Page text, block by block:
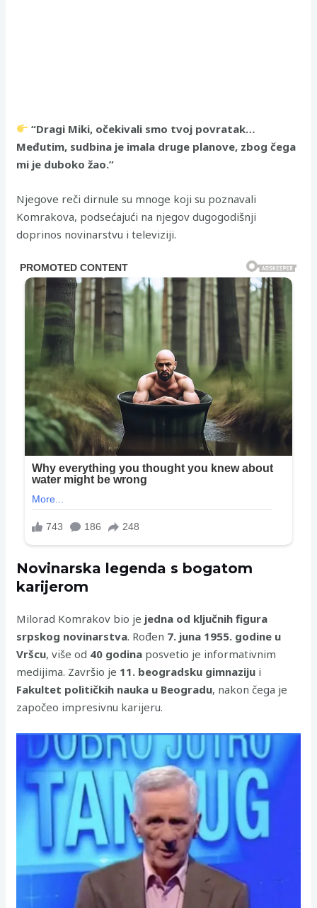
“Dragi Miki, očekivali smo tvoj povratak…
Međutim, sudbina je imala druge planove, zbog čega
mi je duboko žao.”
Njegove reči dirnule su mnoge koji su poznavali
Komrakova, podsećajući na njegov dugogodišnji
doprinos novinarstvu i televiziji.
Novinarska legenda s bogatom
karijerom
Milorad Komrakov bio je jedna od ključnih figura
srpskog novinarstva. Rođen 7. juna 1955. godine u
Vršcu, više od 40 godina posvetio je informativnim
medijima. Završio je 11. beogradsku gimnaziju i
Fakultet političkih nauka u Beogradu, nakon čega je
započeo impresivnu karijeru.